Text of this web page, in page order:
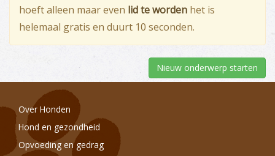
hoeft alleen maar even lid te worden het is
helemaal gratis en duurt 10 seconden.
Nieuw onderwerp starten
Over Honden
Hond en gezondheid
Opvoeding en gedrag